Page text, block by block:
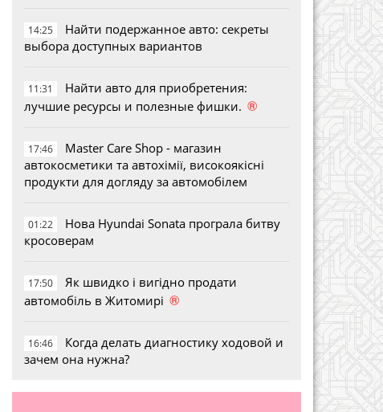
14:25
Найти подержанное авто: секреты
выбора доступных вариантов
11:31
Найти авто для приобретения:
лучшие ресурсы и полезные фишки. ®
17:46
Master Care Shop - магазин
автокосметики та автохімії, високоякісні
продукти для догляду за автомобілем
01:22
Нова Hyundai Sonata програла битву
кросоверам
17:50
Як швидко і вигідно продати
автомобіль в Житомирі ®
16:46
Когда делать диагностику ходовой и
зачем она нужна?